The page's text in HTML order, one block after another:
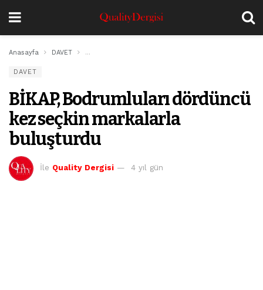
Anasayfa DAVET BİKAP, Bodrumluları dördüncü kez seçkin markalarla
DAVET
BİKAP, Bodrumluları dördüncü
kez seçkin markalarla
buluşturdu
İle Quality Dergisi 4 yıl gün